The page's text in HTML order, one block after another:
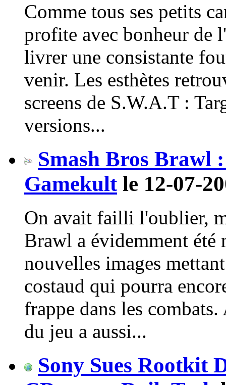
Comme tous ses petits
profite avec bonheur de
livrer une consistante
venir. Les esthètes
screens de S.W.A.T :
versions...
Smash Bros Brawl
Gamekultle 12-07-
On avait failli l'oublier,
Brawl a évidemment été
nouvelles images
costaud qui pourra
frappe dans les
du jeu a aussi...
Sony Sues Rootkit